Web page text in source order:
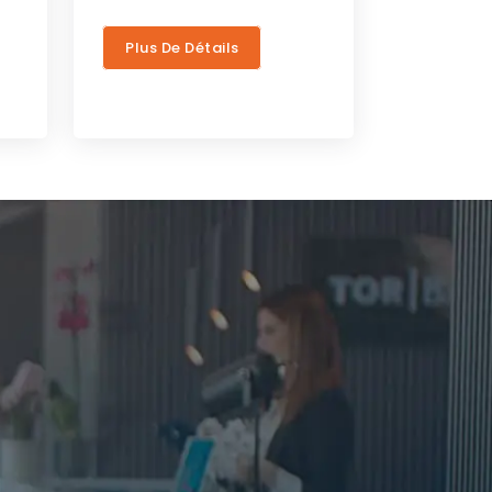
Plus De Détails